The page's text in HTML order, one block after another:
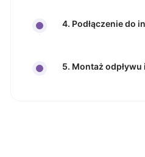
4. Podłączenie do
5. Montaż